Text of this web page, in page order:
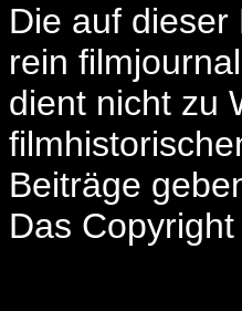
Die auf
rein
dient nicht zu
Beiträge
Das